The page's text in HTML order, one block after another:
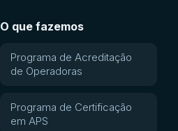
O que fazemos
Programa de Acreditação
de Operadoras
Programa de Certificação
em APS